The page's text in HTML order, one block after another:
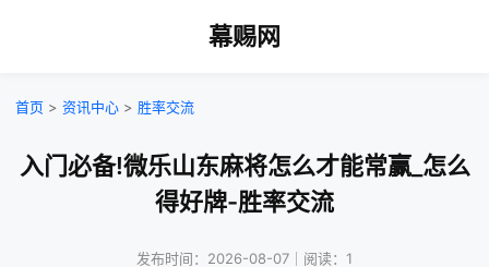
幕赐网
首页 > 资讯中心 > 胜率交流
入门必备!微乐山东麻将怎么才能常赢_怎么
得好牌-胜率交流
发布时间：2026-08-07｜阅读：1